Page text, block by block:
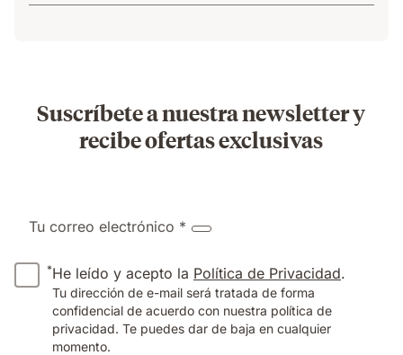
Suscríbete a nuestra newsletter y
recibe ofertas exclusivas
Tu correo electrónico *
*He leído y acepto la Política de Privacidad.
Tu dirección de e-mail será tratada de forma
confidencial de acuerdo con nuestra política de
privacidad. Te puedes dar de baja en cualquier
momento.